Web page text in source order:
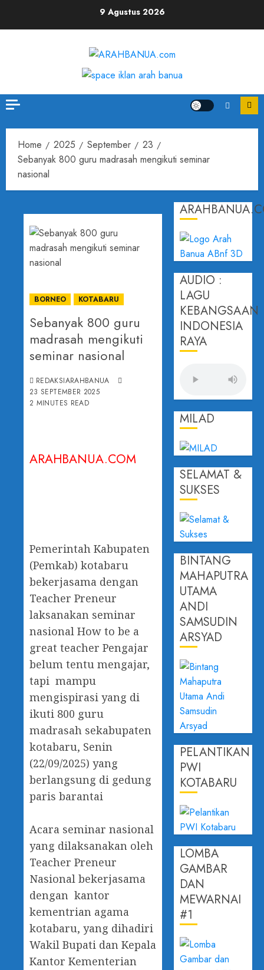
9 Agustus 2026
Home 2025 September
23
‎Sebanyak 800 guru madrasah mengikuti seminar
nasional
BORNEO KOTABARU
‎Sebanyak 800 guru
madrasah mengikuti
seminar nasional
REDAKSIARAHBANUA
23 SEPTEMBER 2025
2 MINUTES READ
ARAHBANUA.COM
‎Pemerintah Kabupaten
(Pemkab) kotabaru
bekerjasama dengan
Teacher Preneur
laksanakan seminar
nasional How to be a
great teacher Pengajar
belum tentu mengajar,
tapi mampu
mengispirasi yang di
ikuti 800 guru
madrasah sekabupaten
kotabaru, Senin
(22/09/2025) yang
berlangsung di gedung
paris barantai
‎Acara seminar nasional
yang dilaksanakan oleh
Teacher Preneur
Nasional bekerjasama
dengan kantor
kementrian agama
kotabaru, yang dihadiri
Wakil Bupati dan Kepala
Kantor Kementerian
AUDIO :
LAGU
KEBANGSAAN
INDONESIA
RAYA
MILAD
SELAMAT &
SUKSES
BINTANG
MAHAPUTRA
UTAMA
ANDI
SAMSUDIN
ARSYAD
PELANTIKAN
PWI
KOTABARU
LOMBA
GAMBAR
DAN
MEWARNAI
#1